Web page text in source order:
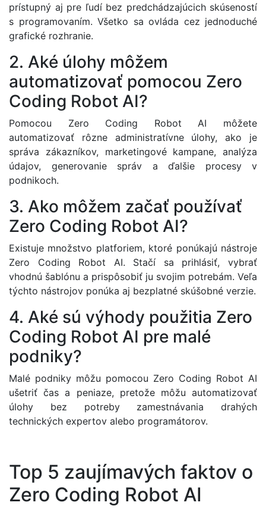
prístupný aj pre ľudí bez predchádzajúcich skúseností
s programovaním. Všetko sa ovláda cez jednoduché
grafické rozhranie.
2. Aké úlohy môžem
automatizovať pomocou Zero
Coding Robot AI?
Pomocou Zero Coding Robot AI môžete
automatizovať rôzne administratívne úlohy, ako je
správa zákazníkov, marketingové kampane, analýza
údajov, generovanie správ a ďalšie procesy v
podnikoch.
3. Ako môžem začať používať
Zero Coding Robot AI?
Existuje množstvo platforiem, ktoré ponúkajú nástroje
Zero Coding Robot AI. Stačí sa prihlásiť, vybrať
vhodnú šablónu a prispôsobiť ju svojim potrebám. Veľa
týchto nástrojov ponúka aj bezplatné skúšobné verzie.
4. Aké sú výhody použitia Zero
Coding Robot AI pre malé
podniky?
Malé podniky môžu pomocou Zero Coding Robot AI
ušetriť čas a peniaze, pretože môžu automatizovať
úlohy bez potreby zamestnávania drahých
technických expertov alebo programátorov.
Top 5 zaujímavých faktov o
Zero Coding Robot AI